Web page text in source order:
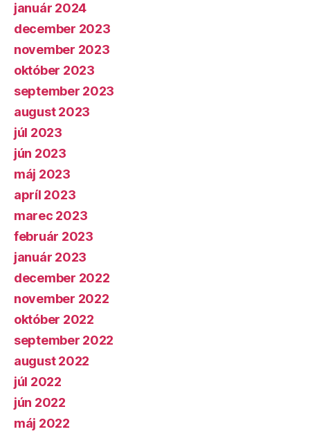
január 2024
december 2023
november 2023
október 2023
september 2023
august 2023
júl 2023
jún 2023
máj 2023
apríl 2023
marec 2023
február 2023
január 2023
december 2022
november 2022
október 2022
september 2022
august 2022
júl 2022
jún 2022
máj 2022